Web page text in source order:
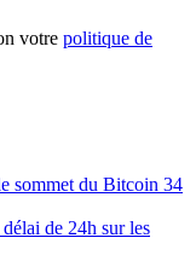
votre politique de
sommet du Bitcoin 34
de 24h sur les